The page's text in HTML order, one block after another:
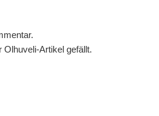
Artikel gefällt.